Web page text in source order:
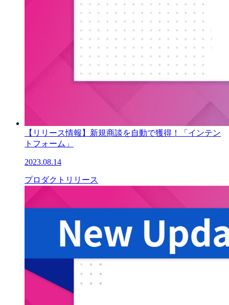
【リリース情報】新規商談を自動で獲得！「インテン
トフォーム」
2023.08.14
プロダクトリリース